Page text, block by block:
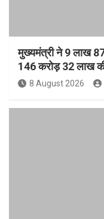
मुख्यमंत्री ने 9 लाख 87
146 करोड़ 32 लाख
8 August 2026